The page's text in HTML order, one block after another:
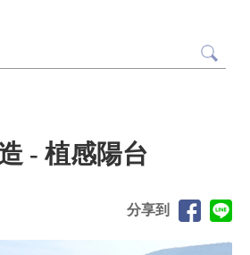
- 植感陽台
分享到